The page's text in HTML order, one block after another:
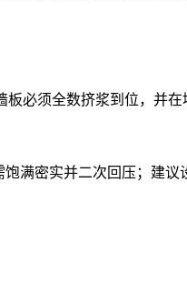
必须全数挤浆到位，并在
满密实并二次回压；建议